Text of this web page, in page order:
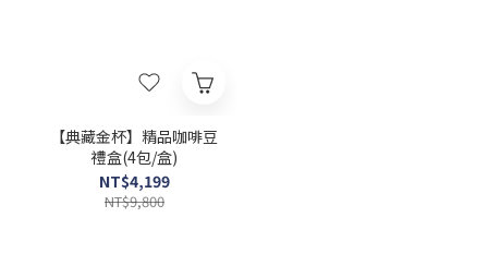
【典藏金杯】精品咖啡豆
禮盒(4包/盒)
NT$4,199
NT$9,800